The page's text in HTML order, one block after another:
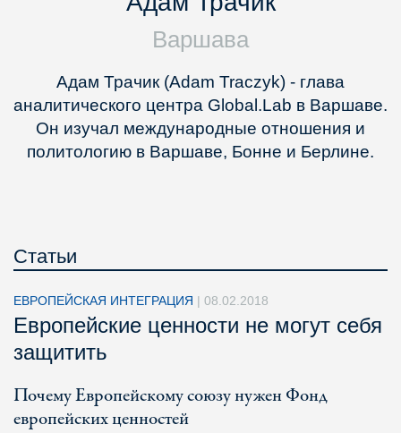
Варшава
Адам Трачик (Adam Traczyk) - глава
аналитического центра Global.Lab в Варшаве.
Он изучал международные отношения и
политологию в Варшаве, Бонне и Берлине.
Статьи
ЕВРОПЕЙСКАЯ ИНТЕГРАЦИЯ | 08.02.2018
Европейские ценности не могут себя
защитить
Почему Европейскому союзу нужен Фонд
европейских ценностей